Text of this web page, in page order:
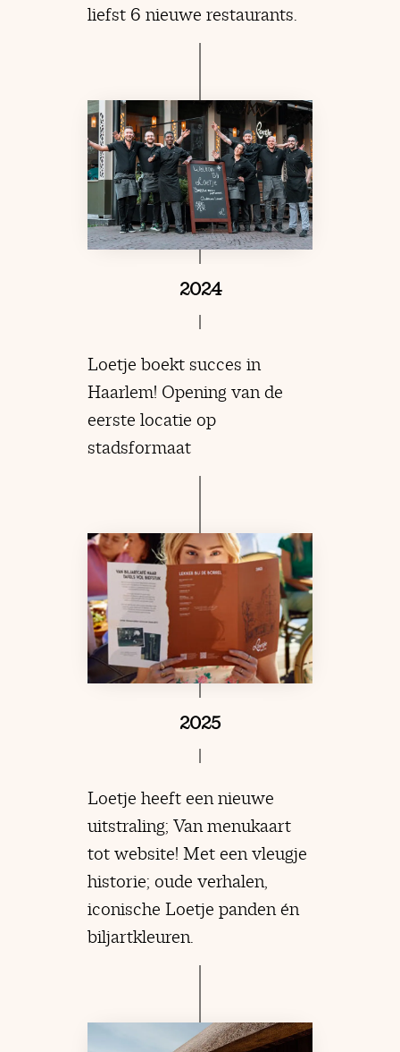
liefst 6 nieuwe restaurants.
2024
Loetje boekt succes in
Haarlem! Opening van de
eerste locatie op
stadsformaat
2025
Loetje heeft een nieuwe
uitstraling; Van menukaart
tot website! Met een vleugje
historie; oude verhalen,
iconische Loetje panden én
biljartkleuren.